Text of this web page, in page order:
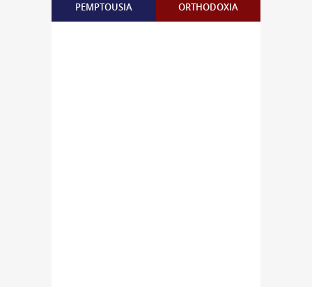
PEMPTOUSIA ORTHODOXIA